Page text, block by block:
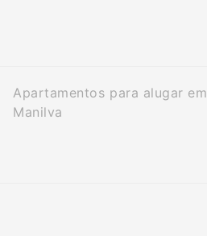
Apartamentos para alugar em
Manilva